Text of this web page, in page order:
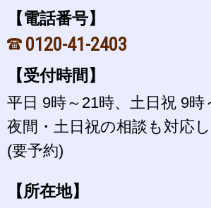
【電話番号】
0120-41-2403
【受付時間】
平日 9時～21時、土日祝 9時
夜間・土日祝の相談も対応
(要予約)
【所在地】